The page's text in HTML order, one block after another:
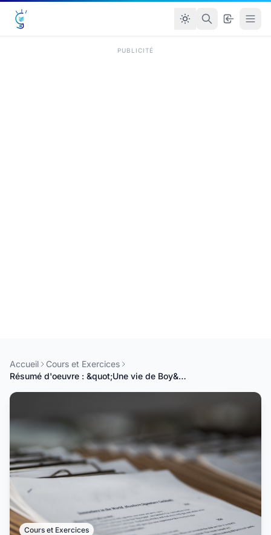
PUBLICITÉ
Accueil
Cours et Exercices
Résumé d'oeuvre : &quot;Une vie de Boy&quot; de Ferdinand Oyono
Cours et Exercices